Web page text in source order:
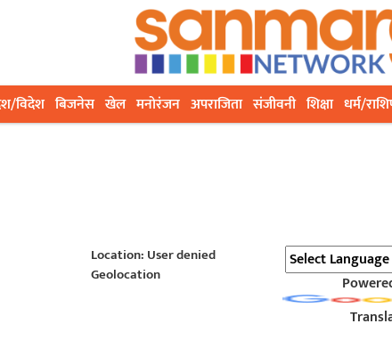
विदेश बिजनेस खेल मनोरंजन अपराजिता संजीवनी शिक्षा धर्म/
Location: User denied
Geolocation